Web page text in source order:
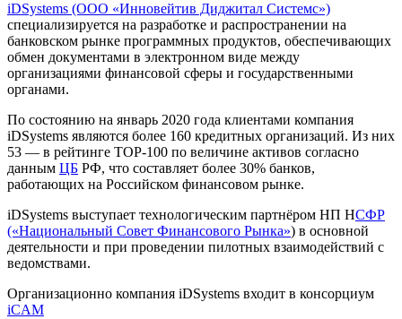
iDSystems (ООО «Инновейтив Диджитал Системс»)
специализируется на разработке и распространении на
банковском рынке программных продуктов, обеспечивающих
обмен документами в электронном виде между
организациями финансовой сферы и государственными
органами.
По состоянию на январь 2020 года клиентами компания
iDSystems являются более 160 кредитных организаций. Из них
53 — в рейтинге TOP-100 по величине активов согласно
данным ЦБ РФ, что составляет более 30% банков,
работающих на Российском финансовом рынке.
iDSystems выступает технологическим партнёром НП НСФР
(«Национальный Совет Финансового Рынка») в основной
деятельности и при проведении пилотных взаимодействий с
ведомствами.
Организационно компания iDSystems входит в консорциум
iCAM